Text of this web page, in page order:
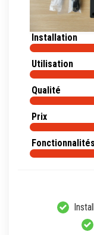
Installation
Utilisation
Qualité
Prix
Fonctionnalités